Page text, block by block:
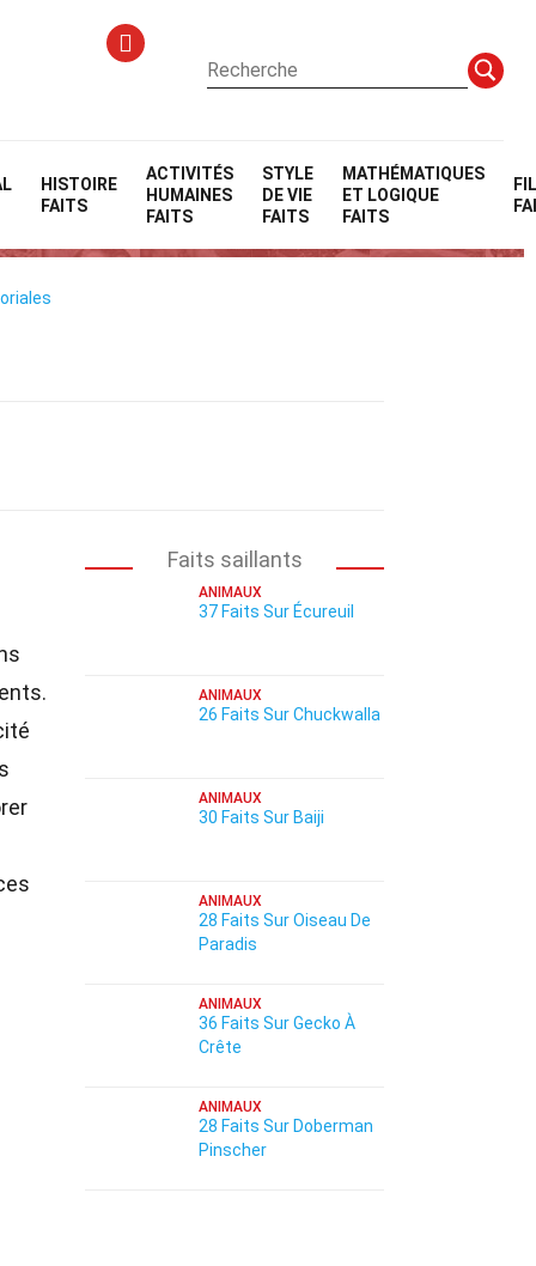
HISTOIRE
FAITS
ACTIVITÉS
HUMAINES
FAITS
STYLE
DE VIE
FAITS
MATHÉMATIQUES
ET LOGIQUE
FAITS
Faits saillants
ANIMAUX
37 Faits Sur Écureuil
ANIMAUX
26 Faits Sur Chuckwalla
ANIMAUX
30 Faits Sur Baiji
ANIMAUX
28 Faits Sur Oiseau De
Paradis
ANIMAUX
36 Faits Sur Gecko À
Crête
ANIMAUX
28 Faits Sur Doberman
Pinscher